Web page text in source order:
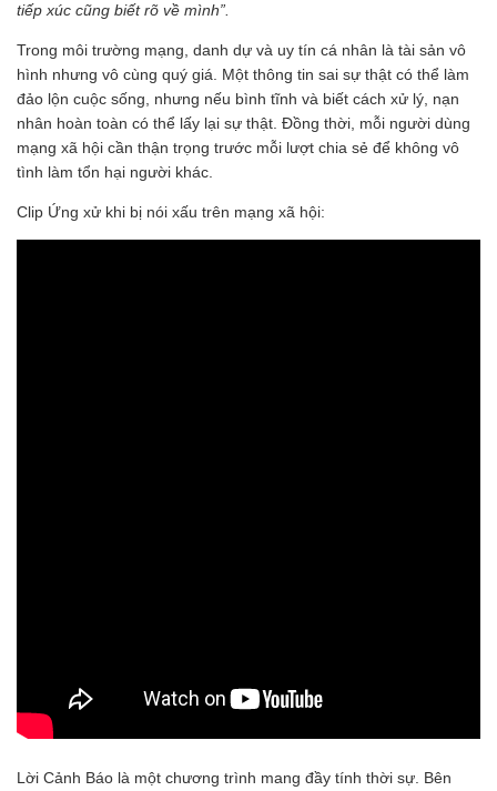
tiếp xúc cũng biết rõ về mình”.
Trong môi trường mạng, danh dự và uy tín cá nhân là tài sản vô
hình nhưng vô cùng quý giá. Một thông tin sai sự thật có thể làm
đảo lộn cuộc sống, nhưng nếu bình tĩnh và biết cách xử lý, nạn
nhân hoàn toàn có thể lấy lại sự thật. Đồng thời, mỗi người dùng
mạng xã hội cần thận trọng trước mỗi lượt chia sẻ để không vô
tình làm tổn hại người khác.
Clip Ứng xử khi bị nói xấu trên mạng xã hội:
Lời Cảnh Báo là một chương trình mang đầy tính thời sự. Bên